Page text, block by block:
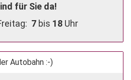
für Sie da!
7bis 18Uhr
Autobahn :-)